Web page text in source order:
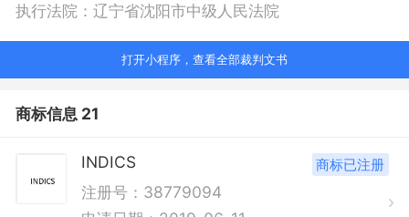
执行法院： 辽宁省沈阳市中级人民法院
打开小程序，查看全部裁判文书
商标信息 21
INDICS 商标已注册
注册号：38779094